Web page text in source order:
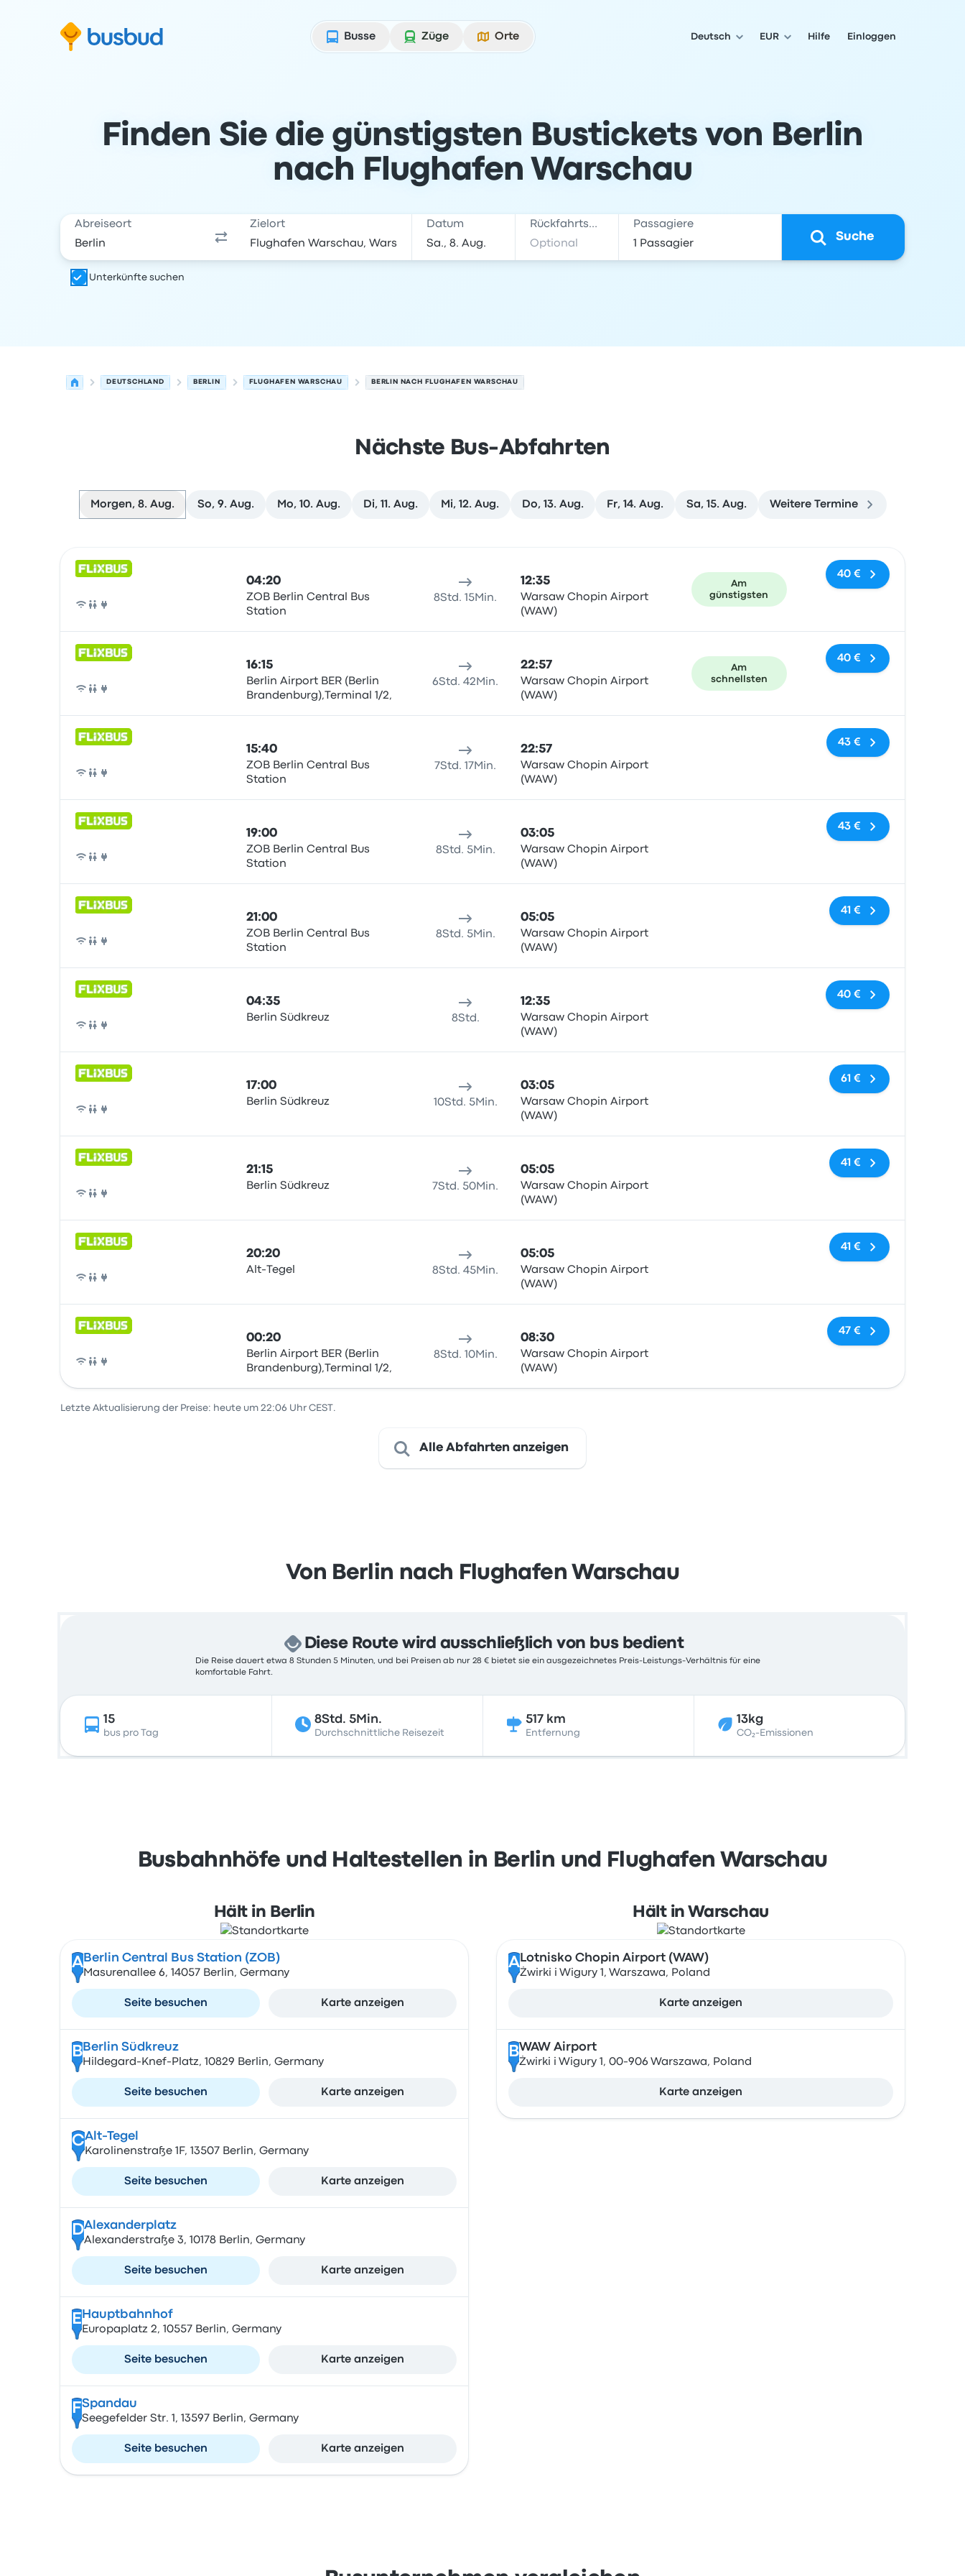
Busse
Züge Orte Deutsch EUR Hilfe Einloggen
Finden Sie die günstigsten Bustickets von Berlin
nach Flughafen Warschau
Abreiseort Zielort Datum Rückfahrtsdatum Passagiere
Suche
Unterkünfte suchen
DEUTSCHLAND BERLIN FLUGHAFEN WARSCHAU BERLIN NACH FLUGHAFEN WARSCHAU
Nächste Bus-Abfahrten
Morgen, 8. Aug. So, 9. Aug. Mo, 10. Aug. Di, 11. Aug. Mi, 12. Aug. Do, 13. Aug. Fr, 14. Aug. Sa, 15. Aug. Weitere Termine
Bus
04:20
ZOB Berlin Central Bus
Station
8Std. 15Min.
12:35
Warsaw Chopin Airport
(WAW)
Am
günstigsten
40 €
Bus
16:15
Berlin Airport BER (Berlin
Brandenburg),Terminal 1/2,
6Std. 42Min.
22:57
Warsaw Chopin Airport
(WAW)
Am
schnellsten
40 €
Bus
15:40
ZOB Berlin Central Bus
Station
7Std. 17Min.
22:57
Warsaw Chopin Airport
(WAW)
Keine Tags
43 €
Bus
19:00
ZOB Berlin Central Bus
Station
8Std. 5Min.
03:05
Warsaw Chopin Airport
(WAW)
Keine Tags
43 €
Bus
21:00
ZOB Berlin Central Bus
Station
8Std. 5Min.
05:05
Warsaw Chopin Airport
(WAW)
Keine Tags
41 €
Bus
04:35
Berlin Südkreuz 8Std.
12:35
Warsaw Chopin Airport
(WAW)
Keine Tags
40 €
Bus
17:00
Berlin Südkreuz 10Std. 5Min.
03:05
Warsaw Chopin Airport
(WAW)
Keine Tags
61 €
Bus
21:15
Berlin Südkreuz 7Std. 50Min.
05:05
Warsaw Chopin Airport
(WAW)
Keine Tags
41 €
Bus
20:20
Alt-Tegel 8Std. 45Min.
05:05
Warsaw Chopin Airport
(WAW)
Keine Tags
41 €
Bus
00:20
Berlin Airport BER (Berlin
Brandenburg),Terminal 1/2,
8Std. 10Min.
08:30
Warsaw Chopin Airport
(WAW)
Keine Tags
47 €
Letzte Aktualisierung der Preise: heute um 22:06 Uhr CEST.
Alle Abfahrten anzeigen
Von Berlin nach Flughafen Warschau
Diese Route wird ausschließlich von bus bedient
Die Reise dauert etwa 8 Stunden 5 Minuten, und bei Preisen ab nur 28 € bietet sie ein ausgezeichnetes Preis-Leistungs-Verhältnis für eine
komfortable Fahrt.
15
bus pro Tag
8Std. 5Min.
Durchschnittliche Reisezeit
517 km
Entfernung
13kg
CO₂-Emissionen
Busbahnhöfe und Haltestellen in Berlin und Flughafen Warschau
Hält in Berlin
A Berlin Central Bus Station (ZOB)
Masurenallee 6, 14057 Berlin, Germany
Seite besuchen Karte anzeigen
B Berlin Südkreuz
Hildegard-Knef-Platz, 10829 Berlin, Germany
Seite besuchen Karte anzeigen
CAlt-Tegel
Karolinenstraße 1F, 13507 Berlin, Germany
Seite besuchen Karte anzeigen
DAlexanderplatz
Alexanderstraße 3, 10178 Berlin, Germany
Seite besuchen Karte anzeigen
E Hauptbahnhof
Europaplatz 2, 10557 Berlin, Germany
Seite besuchen Karte anzeigen
FSpandau
Seegefelder Str. 1, 13597 Berlin, Germany
Seite besuchen Karte anzeigen
Hält in Warschau
A Lotnisko Chopin Airport (WAW)
Żwirki i Wigury 1, Warszawa, Poland
Karte anzeigen
BWAW Airport
Żwirki i Wigury 1, 00-906 Warszawa, Poland
Karte anzeigen